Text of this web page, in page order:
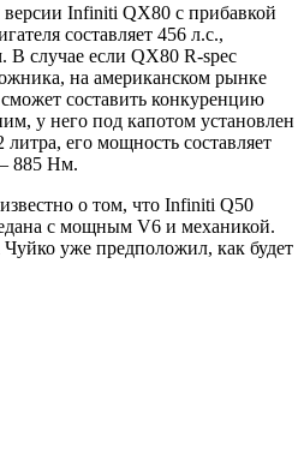
Infiniti QX80 с прибавкой
составляет 456 л.с.,
случае если QX80 R-spec
на американском рынке
составить конкуренцию
у него под капотом установлен
его мощность составляет
885 Нм.
о том, что Infiniti Q50
с мощным V6 и механикой.
уже предположил, как будет